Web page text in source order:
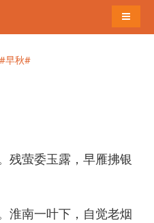
导航切
#早秋#
残萤委玉露，早雁拂银
淮南一叶下，自觉老烟